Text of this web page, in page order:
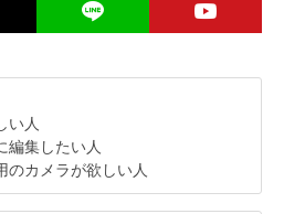
い人
編集したい人
のカメラが欲しい人